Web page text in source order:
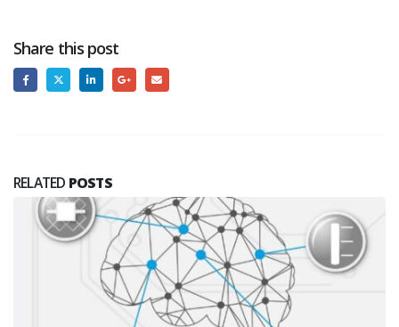
Share this post
RELATED POSTS